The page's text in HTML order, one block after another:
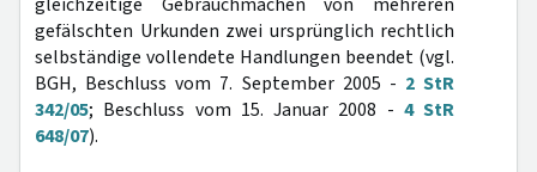
gefälschten Urkunden zwei ursprünglich rechtlich
selbständige vollendete Handlungen beendet (vgl.
BGH, Beschluss vom 7. September 2005 - 2 StR
342/05; Beschluss vom 15. Januar 2008 - 4 StR
648/07).